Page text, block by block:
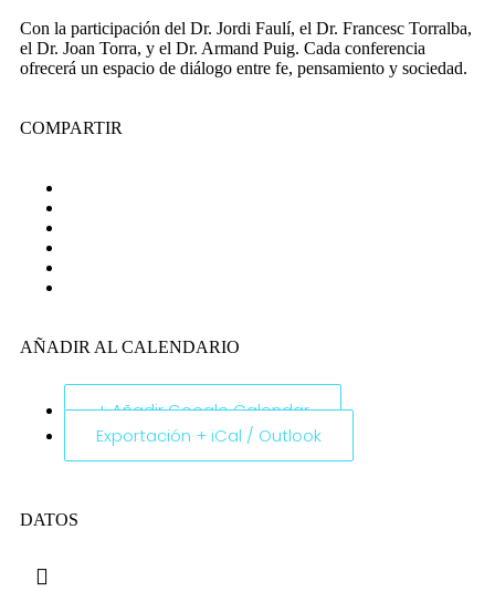
Con la participación del Dr. Jordi Faulí, el Dr. Francesc Torralba,
el Dr. Joan Torra, y el Dr. Armand Puig. Cada conferencia
ofrecerá un espacio de diálogo entre fe, pensamiento y sociedad.
COMPARTIR
AÑADIR AL CALENDARIO
+ Añadir Google Calendar
Exportación + iCal / Outlook
DATOS